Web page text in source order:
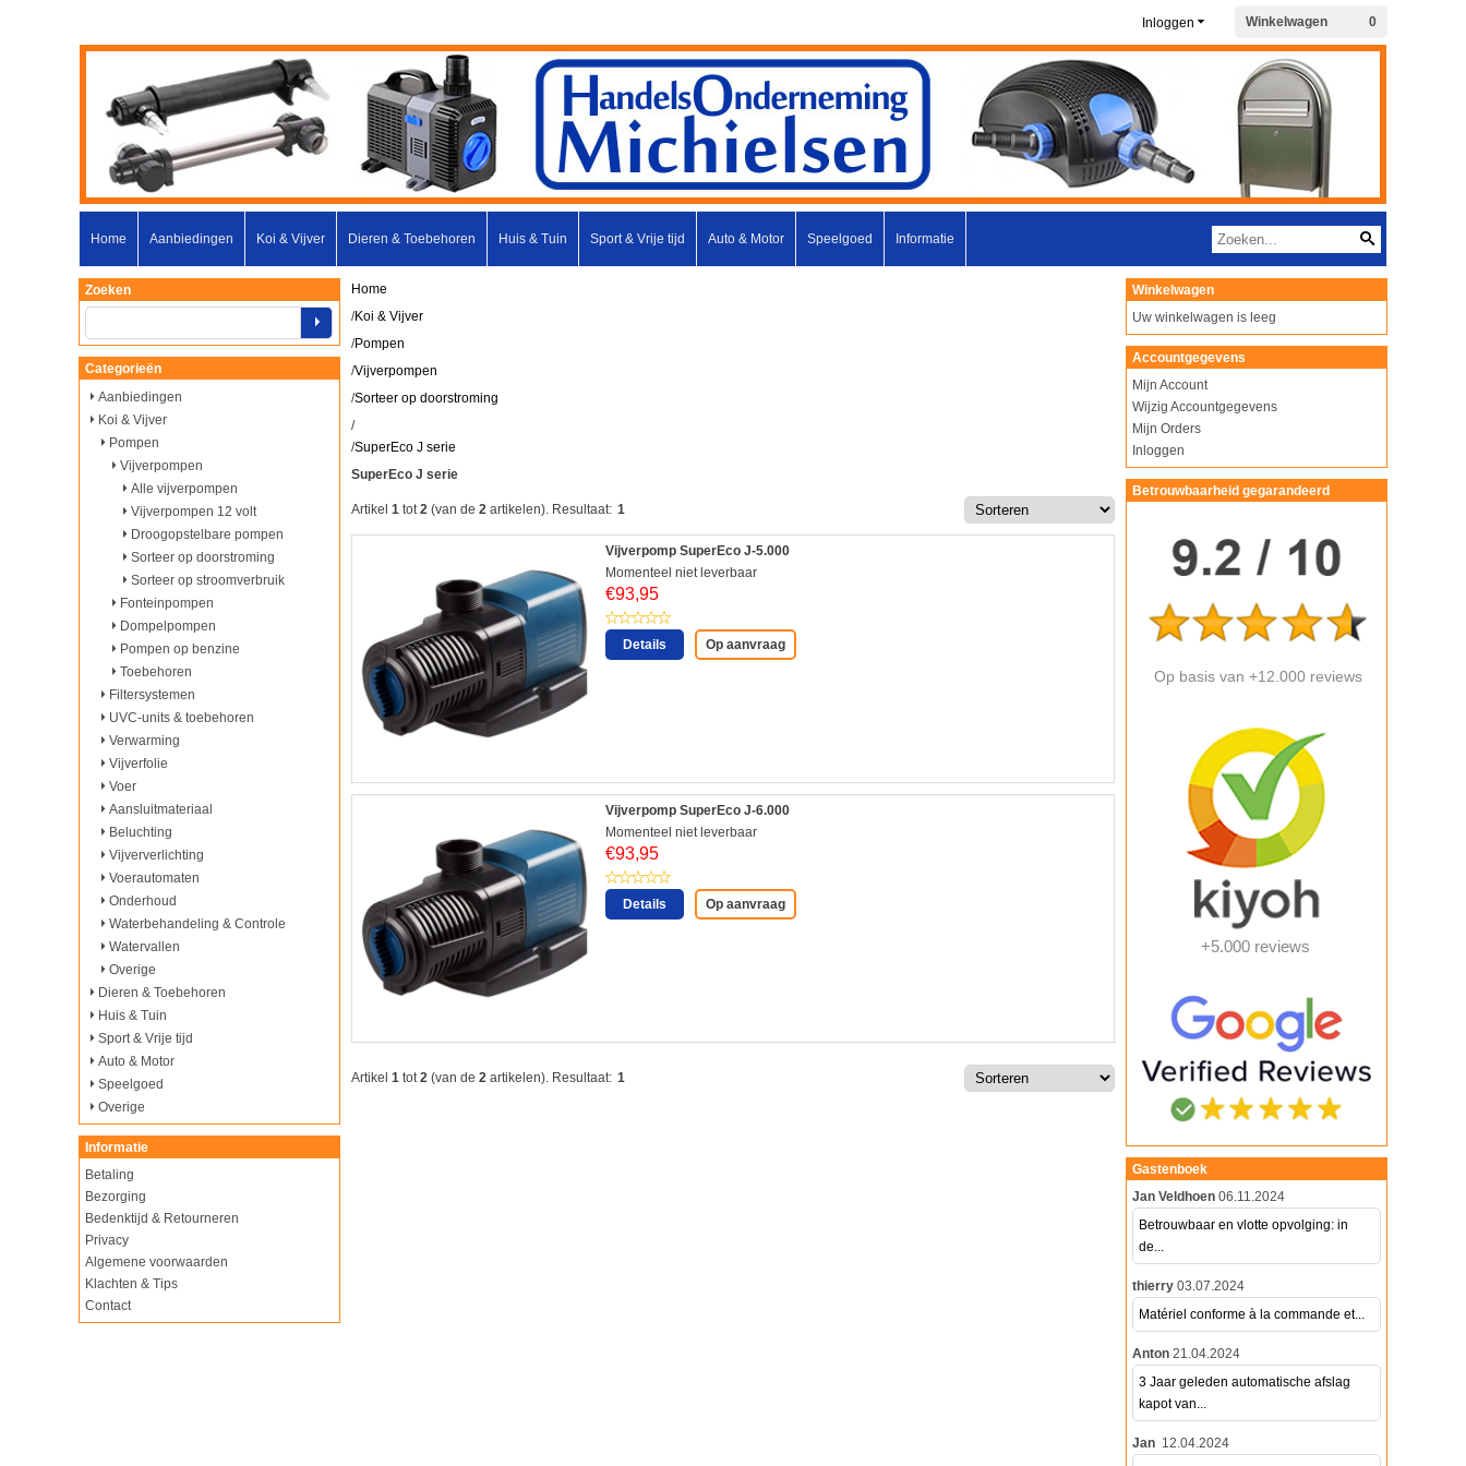
Winkelwagen 0
Inloggen
Home Aanbiedingen Koi & Vijver Dieren & Toebehoren Huis & Tuin Sport & Vrije tijd Auto & Motor Speelgoed Informatie
Zoeken
Categorieën
Aanbiedingen
Koi & Vijver
Pompen
Vijverpompen
Alle vijverpompen
Vijverpompen 12 volt
Droogopstelbare pompen
Sorteer op doorstroming
Sorteer op stroomverbruik
Fonteinpompen
Dompelpompen
Pompen op benzine
Toebehoren
Filtersystemen
UVC-units & toebehoren
Verwarming
Vijverfolie
Voer
Aansluitmateriaal
Beluchting
Vijververlichting
Voerautomaten
Onderhoud
Waterbehandeling & Controle
Watervallen
Overige
Dieren & Toebehoren
Huis & Tuin
Sport & Vrije tijd
Auto & Motor
Speelgoed
Overige
Informatie
Betaling
Bezorging
Bedenktijd & Retourneren
Privacy
Algemene voorwaarden
Klachten & Tips
Contact
Home
/Koi & Vijver
/Pompen
/Vijverpompen
/Sorteer op doorstroming
/
/SuperEco J serie
SuperEco J serie
Artikel 1 tot2 (van de 2 artikelen). Resultaat: 1
Vijverpomp SuperEco J-5.000
Momenteel niet leverbaar
€93,95
Details Op aanvraag
Vijverpomp SuperEco J-6.000
Momenteel niet leverbaar
€93,95
Details Op aanvraag
Artikel 1 tot2 (van de 2 artikelen). Resultaat: 1
Winkelwagen
Uw winkelwagen is leeg
Accountgegevens
Mijn Account
Wijzig Accountgegevens
Mijn Orders
Inloggen
Betrouwbaarheid gegarandeerd
Op basis van +12.000 reviews
+5.000 reviews
Gastenboek
Jan Veldhoen 06.11.2024
Betrouwbaar en vlotte opvolging: in
de...
thierry 03.07.2024
Matériel conforme à la commande et...
Anton 21.04.2024
3 Jaar geleden automatische afslag
kapot van...
Jan 12.04.2024